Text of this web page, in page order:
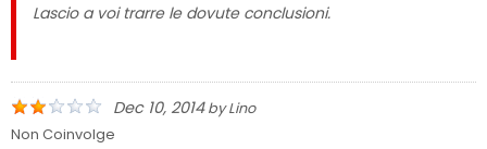
Lascio a voi trarre le dovute conclusioni.
Dec 10, 2014byLino
Non Coinvolge